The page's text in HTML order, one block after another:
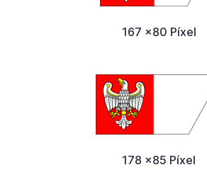
167 x80 Píxel
178 x85 Píxel